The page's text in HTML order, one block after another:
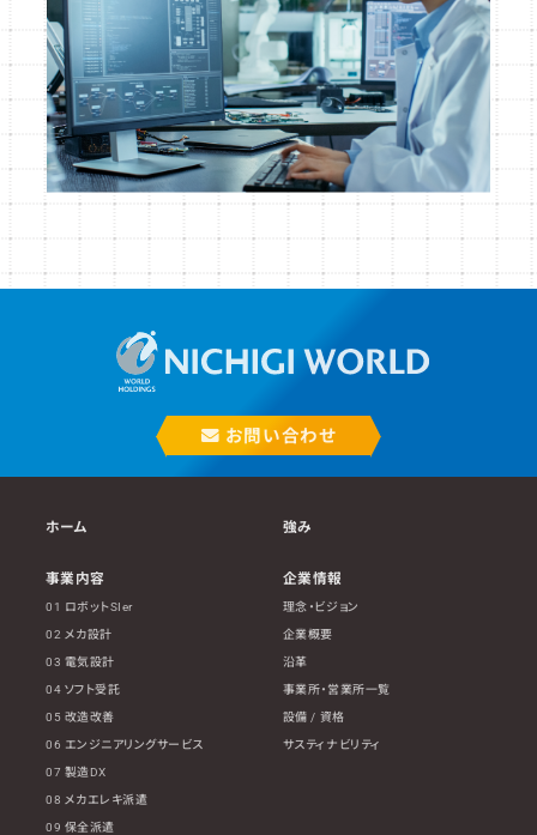
お問い合わせ
ホーム 強み
事業内容
01 ロボットSIer
02 メカ設計
03 電気設計
04 ソフト受託
05 改造改善
06 エンジニアリングサービス
07 製造DX
08 メカエレキ派遣
09 保全派遣
企業情報
理念・ビジョン
企業概要
沿革
事業所・営業所一覧
設備 / 資格
サスティナビリティ